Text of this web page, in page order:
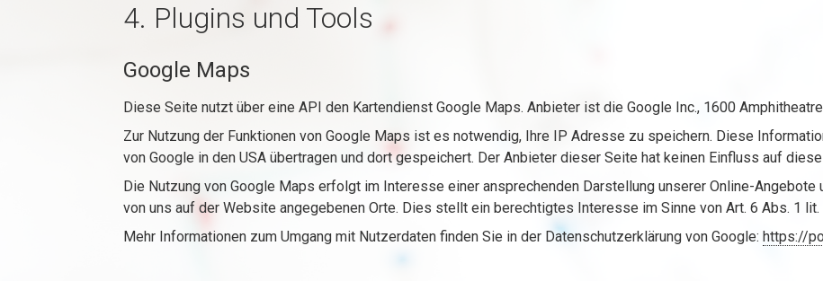
4. Plugins und Tools
Google Maps
Diese Seite nutzt über eine API den Kartendienst Google Maps. Anbieter ist die Google Inc., 1600
Zur Nutzung der Funktionen von Google Maps ist es notwendig, Ihre IP Adresse zu speichern. Diese
von Google in den USA übertragen und dort gespeichert. Der Anbieter dieser Seite hat keinen Einfluss auf
Die Nutzung von Google Maps erfolgt im Interesse einer ansprechenden Darstellung unserer Online-Angebote
von uns auf der Website angegebenen Orte. Dies stellt ein berechtigtes Interesse im Sinne von Art. 6 Abs. 1 lit.
Mehr Informationen zum Umgang mit Nutzerdaten finden Sie in der Datenschutzerklärung von Google: https://